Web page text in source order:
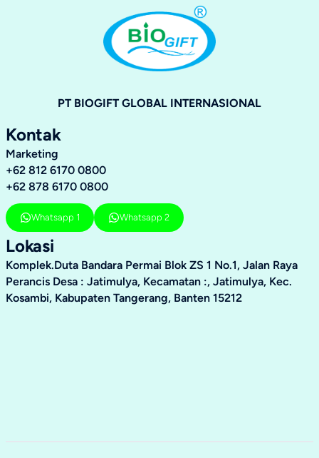
PT BIOGIFT GLOBAL INTERNASIONAL
Kontak
Marketing
+62 812 6170 0800
+62 878 6170 0800
Whatsapp 1 Whatsapp 2
Lokasi
Komplek.Duta Bandara Permai Blok ZS 1 No.1, Jalan Raya
Perancis Desa : Jatimulya, Kecamatan :, Jatimulya, Kec.
Kosambi, Kabupaten Tangerang, Banten 15212